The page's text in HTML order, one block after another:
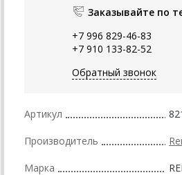
Заказывайте по
+7 996 829-46-83
+7 910 133-82-52
Обратный звонок
Артикул
Производитель
Марка